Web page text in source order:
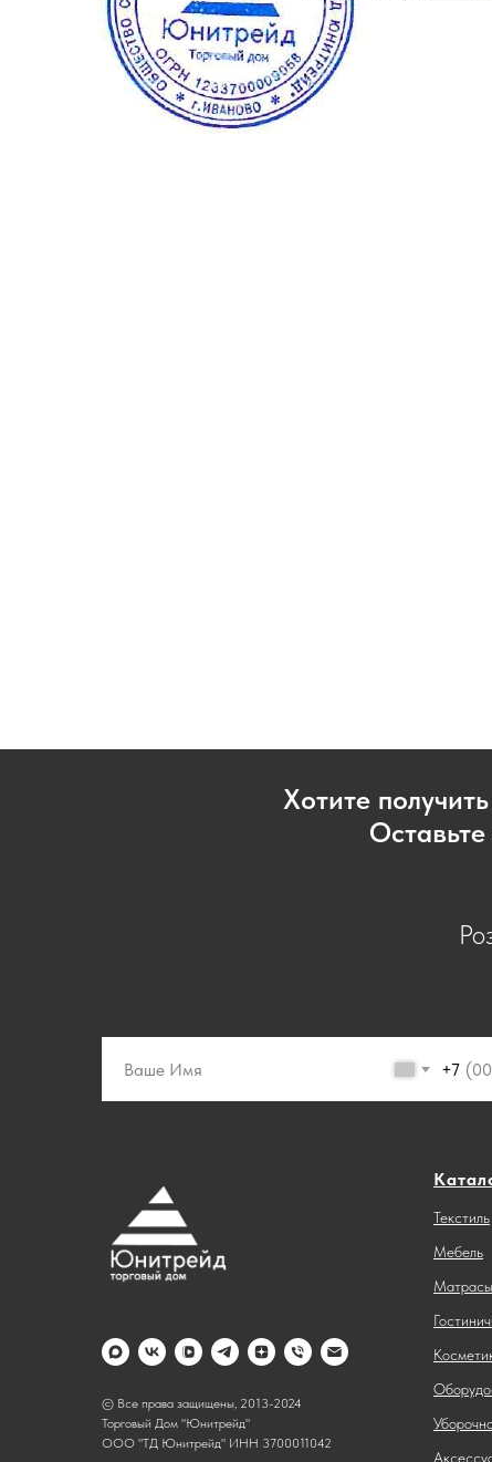
Хотите
+7
© Все права защищены, 2013-2024
Торговый Дом "Юнитрейд"
ООО "ТД Юнитрейд" ИНН 3700011042
Текстиль
Мебель